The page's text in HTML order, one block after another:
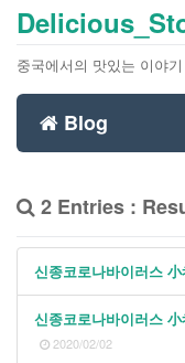
중국에서의 맛있는 이야기
Blog
2 Entries :
신종코로나바이러스
신종코로나바이러스
2020/02/02